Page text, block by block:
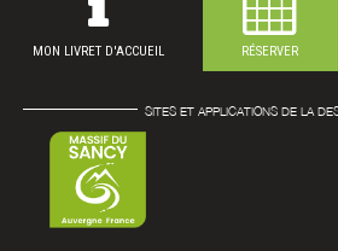
MON LIVRET D'ACCUEIL RÉSERVER
SITES ET APPLICATIONS DE LA